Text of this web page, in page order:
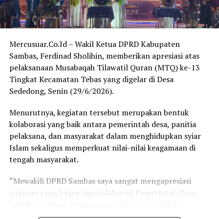
2024 KPU Provinsi Kalimantan Barat, jumlah pemilih di
tiga daerah tersebut terdiri atas:
Kabupaten Sambas: 458.286 pemilih
Kabupaten Bengkayang: 206.526 pemilih
Kota Singkawang: 169.951 pemilih
Sehingga total jumlah pemilih di ketiga daerah mencapai
sekitar 834.763 pemilih.
Sehan menegaskan bahwa besarnya jumlah pemilih
tersebut menunjukkan kawasan Sambas, Bengkayang,
dan Singkawang memiliki potensi yang cukup untuk
mendapatkan representasi politik yang lebih
proporsional apabila dilakukan penataan daerah
pemilihan sesuai ketentuan yang berlaku.
Mercusuar.Co.Id – Wakil Ketua DPRD Kabupaten
Sambas, Ferdinad Sholihin, memberikan apresiasi atas
pelaksanaan Musabaqah Tilawatil Quran (MTQ) ke-13
Tingkat Kecamatan Tebas yang digelar di Desa
Sededong, Senin (29/6/2026).
Menurutnya, kegiatan tersebut merupakan bentuk
kolaborasi yang baik antara pemerintah desa, panitia
pelaksana, dan masyarakat dalam menghidupkan syiar
Islam sekaligus memperkuat nilai-nilai keagamaan di
tengah masyarakat.
“Mewakili DPRD Sambas saya sangat mengapresiasi
gagasan yang bagus dari kolaborasi Pemerintah Desa
Kecamatan Tebas. Ke depan, kegiatan serupa bisa terus